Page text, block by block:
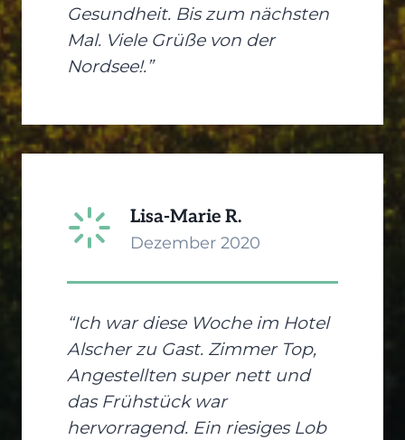
Gesundheit. Bis zum nächsten
Mal. Viele Grüße von der
Nordsee!.”
Lisa-Marie R.
Dezember 2020
“Ich war diese Woche im Hotel
Alscher zu Gast. Zimmer Top,
Angestellten super nett und
das Frühstück war
hervorragend. Ein riesiges Lob